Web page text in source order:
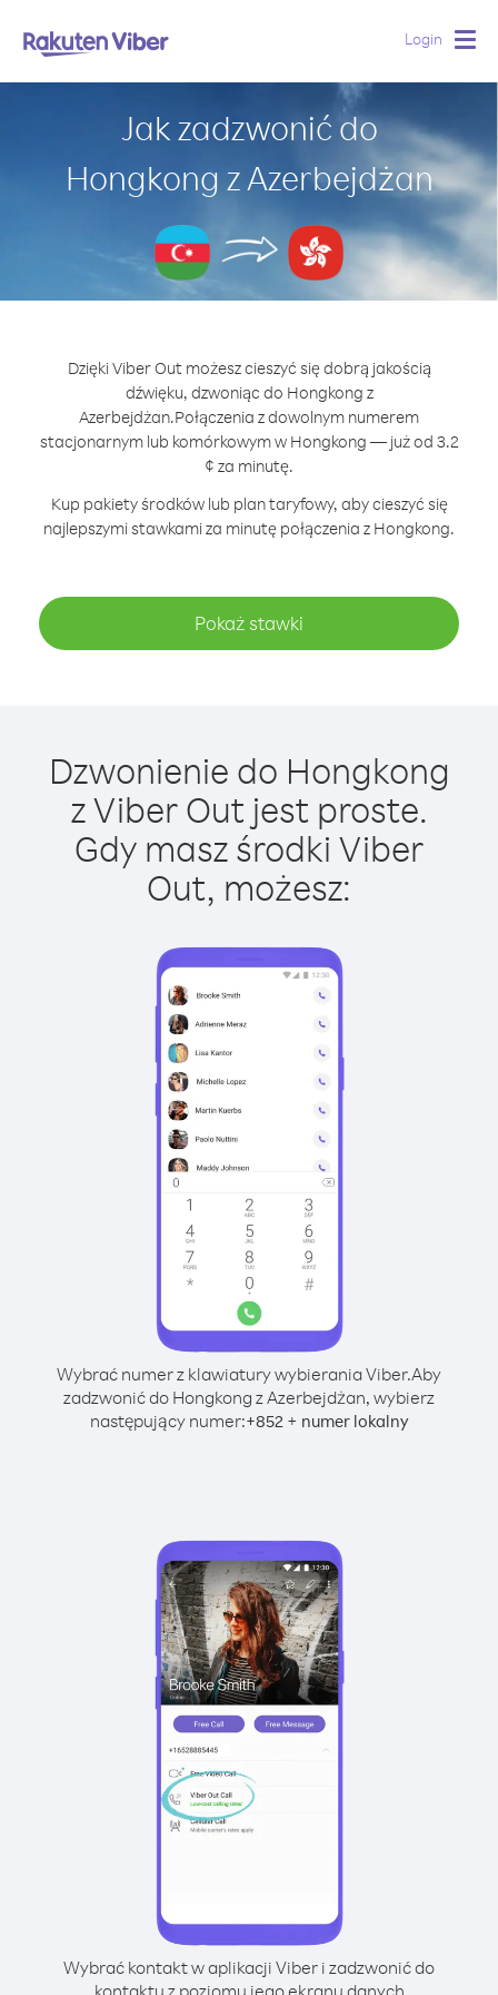
Login
Jak zadzwonić do
Hongkong z Azerbejdżan
Dzięki Viber Out możesz cieszyć się dobrą jakością
dźwięku, dzwoniąc do Hongkong z
Azerbejdżan.Połączenia z dowolnym numerem
stacjonarnym lub komórkowym w Hongkong — już od 3.2
¢ za minutę.
Kup pakiety środków lub plan taryfowy, aby cieszyć się
najlepszymi stawkami za minutę połączenia z Hongkong.
Pokaż stawki
Dzwonienie do Hongkong
z Viber Out jest proste.
Gdy masz środki Viber
Out, możesz:
Wybrać numer z klawiatury wybierania Viber.Aby
zadzwonić do Hongkong z Azerbejdżan, wybierz
następujący numer:+852+ numer lokalny
Wybrać kontakt w aplikacji Viber i zadzwonić do
kontaktu z poziomu jego ekranu danych